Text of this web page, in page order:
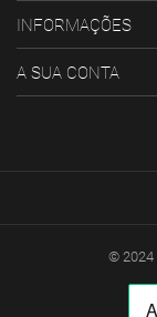
INFORMAÇÕES
A SUA CONTA
© 2024